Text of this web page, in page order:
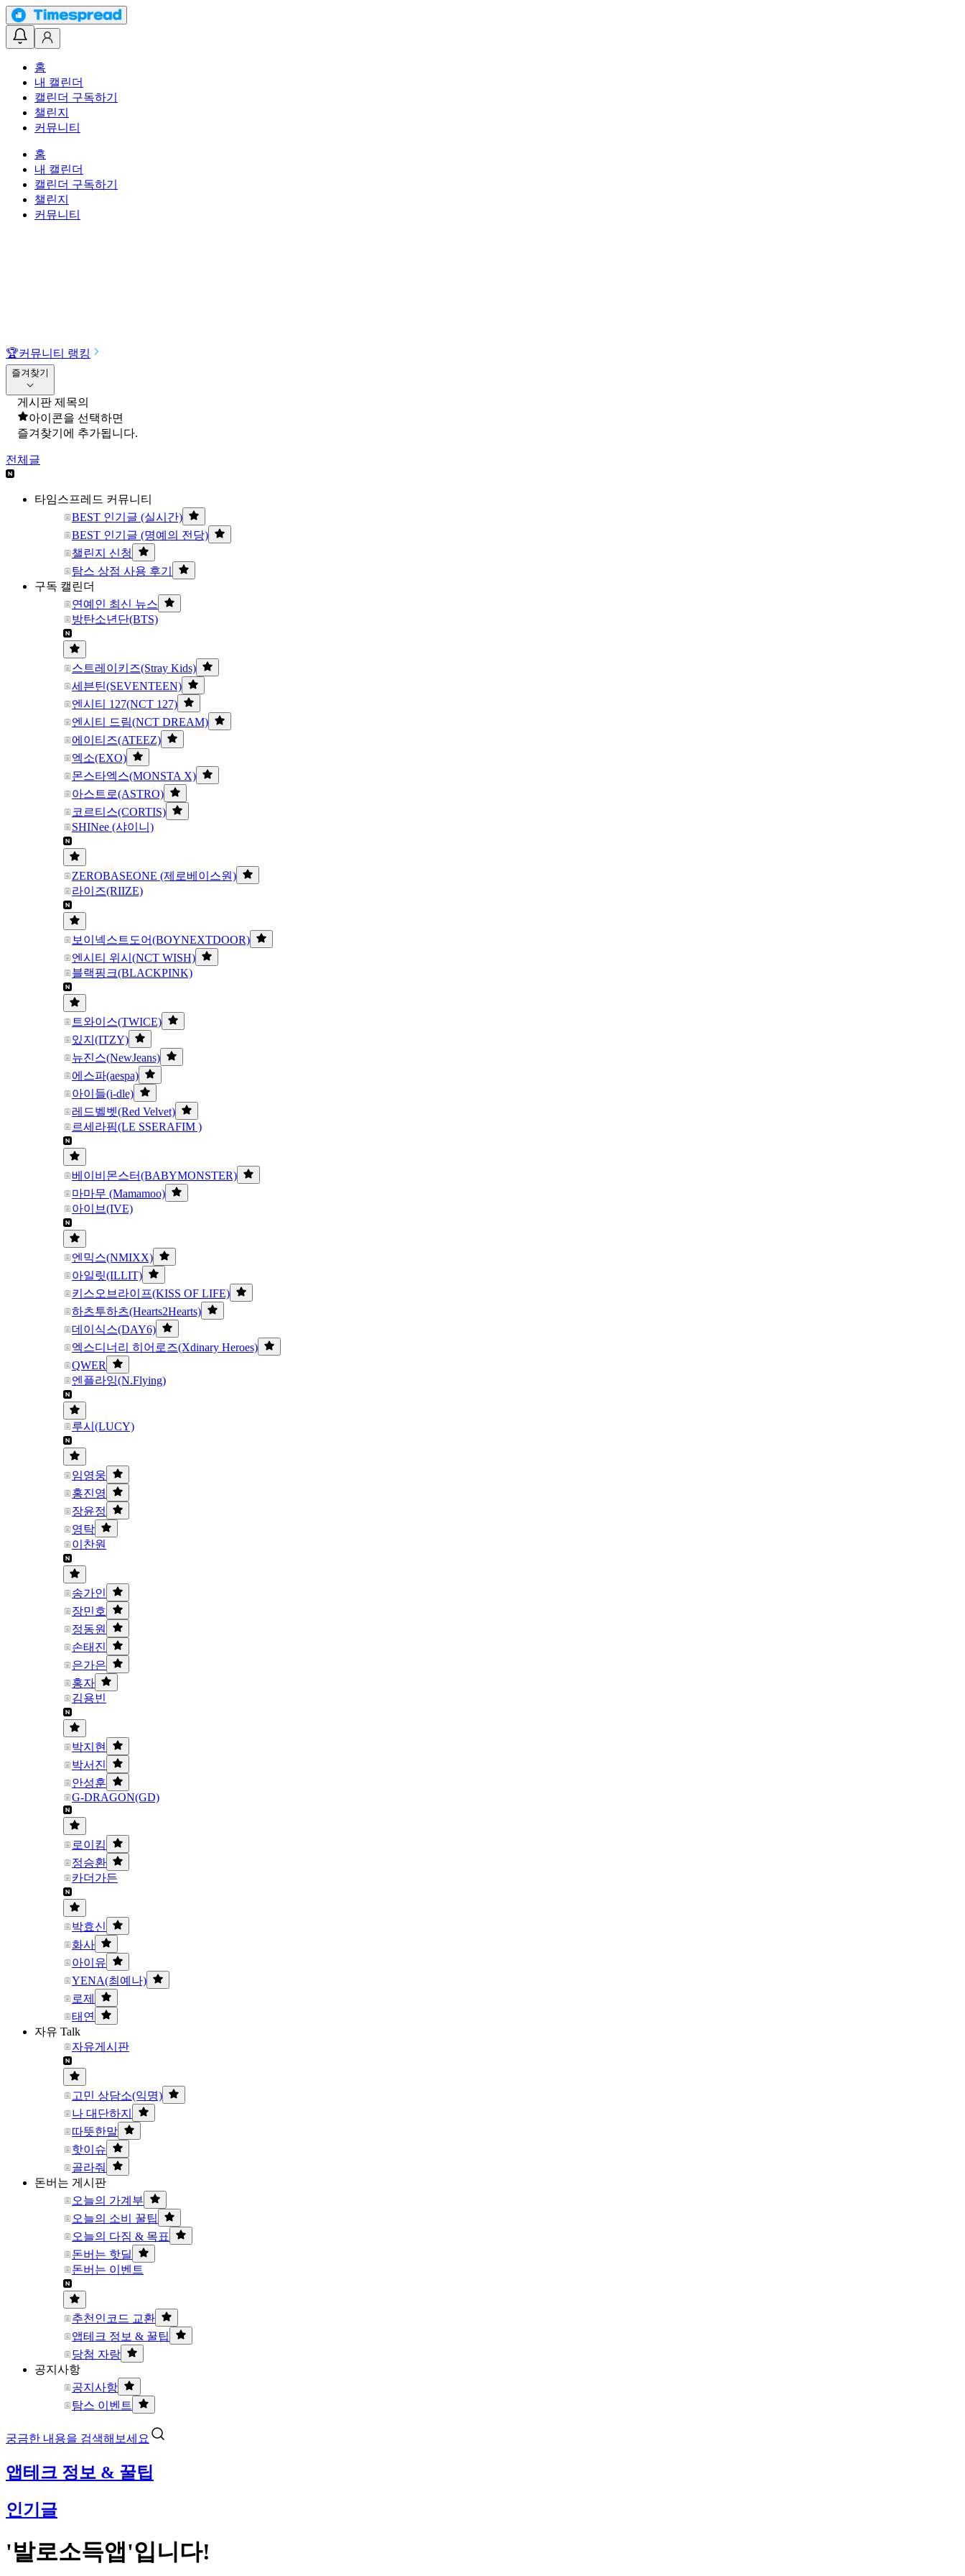
홈
내 캘린더
캘린더 구독하기
챌린지
커뮤니티
홈
내 캘린더
캘린더 구독하기
챌린지
커뮤니티
🏆커뮤니티 랭킹
즐겨찾기
게시판 제목의
아이콘을 선택하면
즐겨찾기에 추가됩니다.
전체글
타임스프레드 커뮤니티
BEST 인기글 (실시간)
BEST 인기글 (명예의 전당)
챌린지 신청
탐스 상점 사용 후기
구독 캘린더
연예인 최신 뉴스
방탄소년단(BTS)
스트레이키즈(Stray Kids)
세븐틴(SEVENTEEN)
엔시티 127(NCT 127)
엔시티 드림(NCT DREAM)
에이티즈(ATEEZ)
엑소(EXO)
몬스타엑스(MONSTA X)
아스트로(ASTRO)
코르티스(CORTIS)
SHINee (샤이니)
ZEROBASEONE (제로베이스원)
라이즈(RIIZE)
보이넥스트도어(BOYNEXTDOOR)
엔시티 위시(NCT WISH)
블랙핑크(BLACKPINK)
트와이스(TWICE)
있지(ITZY)
뉴진스(NewJeans)
에스파(aespa)
아이들(i-dle)
레드벨벳(Red Velvet)
르세라핌(LE SSERAFIM )
베이비몬스터(BABYMONSTER)
마마무 (Mamamoo)
아이브(IVE)
엔믹스(NMIXX)
아일릿(ILLIT)
키스오브라이프(KISS OF LIFE)
하츠투하츠(Hearts2Hearts)
데이식스(DAY6)
엑스디너리 히어로즈(Xdinary Heroes)
QWER
엔플라잉(N.Flying)
루시(LUCY)
임영웅
홍진영
장윤정
영탁
이찬원
송가인
장민호
정동원
손태진
은가은
홍자
김용빈
박지현
박서진
안성훈
G-DRAGON(GD)
로이킴
정승환
카더가든
박효신
화사
아이유
YENA(최예나)
로제
태연
자유 Talk
자유게시판
고민 상담소(익명)
나 대단하지
따뜻한말
핫이슈
골라줘
돈버는 게시판
오늘의 가계부
오늘의 소비 꿀팁
오늘의 다짐 & 목표
돈버는 핫딜
돈버는 이벤트
추천인코드 교환
앱테크 정보 & 꿀팁
당첨 자랑
공지사항
공지사항
탐스 이벤트
궁금한 내용을 검색해보세요
앱테크 정보 & 꿀팁
인기글
'발로소득앱'입니다!